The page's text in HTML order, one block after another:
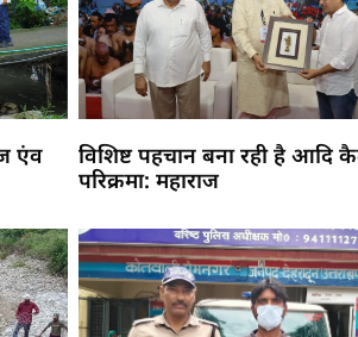
एंव
विशिष्ट पहचान बना रही है आदि
परिक्रमा: महाराज